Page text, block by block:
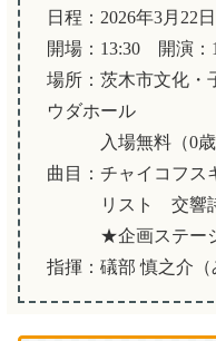
日程：2026年3月22
開場：13:30 開演：
場所：茨木市文化
ウダホール
入場無料（0歳か
曲目：チャイコフ
リスト 交響詩「
★企画ステージ
指揮：礒部 慎之介（